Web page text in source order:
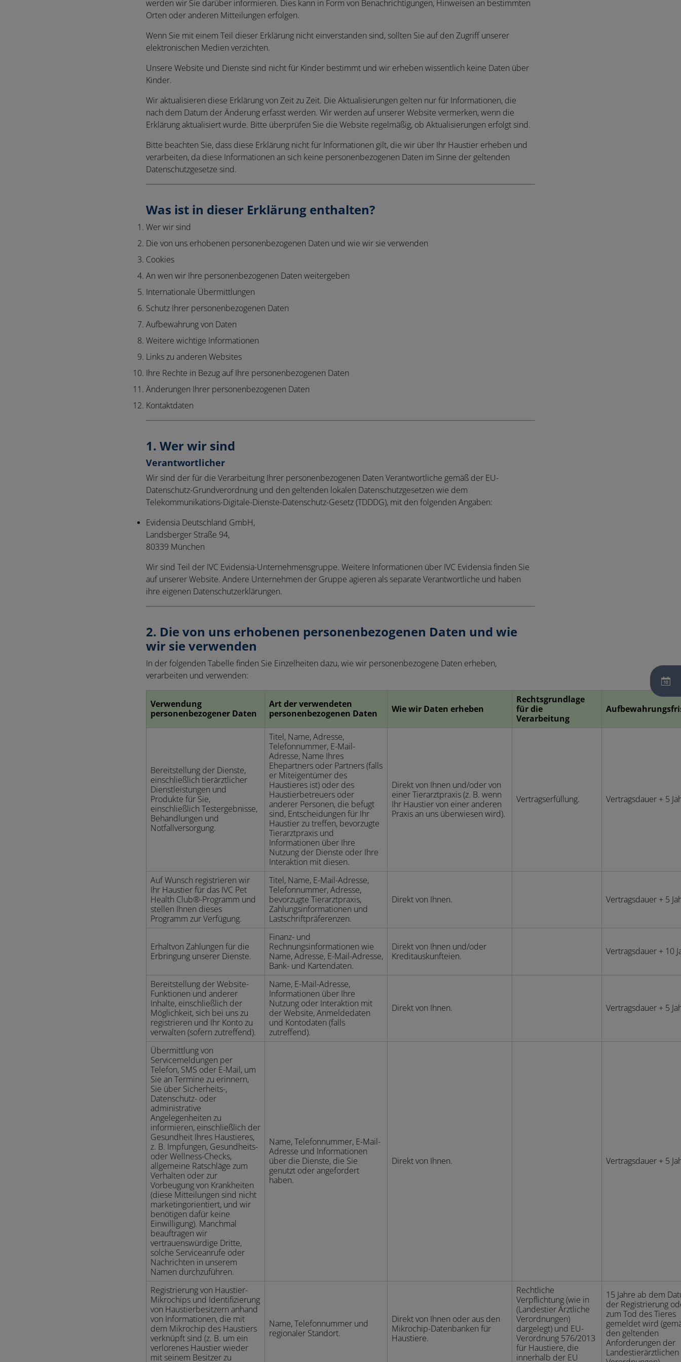
werden wir Sie darüber informieren. Dies kann in Form von Benachrichtigungen, Hinweisen an bestimmten
Orten oder anderen Mitteilungen erfolgen.
Wenn Sie mit einem Teil dieser Erklärung nicht einverstanden sind, sollten Sie auf den Zugriff unserer
elektronischen Medien verzichten.
Unsere Website und Dienste sind nicht für Kinder bestimmt und wir erheben wissentlich keine Daten über
Kinder.
Wir aktualisieren diese Erklärung von Zeit zu Zeit. Die Aktualisierungen gelten nur für Informationen, die
nach dem Datum der Änderung erfasst werden. Wir werden auf unserer Website vermerken, wenn die
Erklärung aktualisiert wurde. Bitte überprüfen Sie die Website regelmäßig, ob Aktualisierungen erfolgt sind.
Bitte beachten Sie, dass diese Erklärung nicht für Informationen gilt, die wir über Ihr Haustier erheben und
verarbeiten, da diese Informationen an sich keine personenbezogenen Daten im Sinne der geltenden
Datenschutzgesetze sind.
Was ist in dieser Erklärung enthalten?
Wer wir sind
Die von uns erhobenen personenbezogenen Daten und wie wir sie verwenden
Cookies
An wen wir Ihre personenbezogenen Daten weitergeben
Internationale Übermittlungen
Schutz Ihrer personenbezogenen Daten
Aufbewahrung von Daten
Weitere wichtige Informationen
Links zu anderen Websites
Ihre Rechte in Bezug auf Ihre personenbezogenen Daten
Änderungen Ihrer personenbezogenen Daten
Kontaktdaten
1. Wer wir sind
Verantwortlicher
Wir sind der für die Verarbeitung Ihrer personenbezogenen Daten Verantwortliche gemäß der EU-
Datenschutz-Grundverordnung und den geltenden lokalen Datenschutzgesetzen wie dem
Telekommunikations-Digitale-Dienste-Datenschutz-Gesetz (TDDDG), mit den folgenden Angaben:
Evidensia Deutschland GmbH,
Landsberger Straße 94,
80339 München
Wir sind Teil der IVC Evidensia-Unternehmensgruppe. Weitere Informationen über IVC Evidensia finden Sie
auf unserer Website. Andere Unternehmen der Gruppe agieren als separate Verantwortliche und haben
ihre eigenen Datenschutzerklärungen.
2. Die von uns erhobenen personenbezogenen Daten und wie
wir sie verwenden
In der folgenden Tabelle finden Sie Einzelheiten dazu, wie wir personenbezogene Daten erheben,
verarbeiten und verwenden:
Verwendung
personenbezogener Daten
Art der verwendeten
personenbezogenen Daten
Wie wir Daten erheben
Rechtsgrundlage
für die
Verarbeitung
Bereitstellung der Dienste,
einschließlich tierärztlicher
Dienstleistungen und
Produkte für Sie,
einschließlich Testergebnisse,
Behandlungen und
Notfallversorgung.
Titel, Name, Adresse,
Telefonnummer, E-Mail-
Adresse, Name Ihres
Ehepartners oder Partners (falls
er Miteigentümer des
Haustieres ist) oder des
Haustierbetreuers oder
anderer Personen, die befugt
sind, Entscheidungen für Ihr
Haustier zu treffen, bevorzugte
Tierarztpraxis und
Informationen über Ihre
Nutzung der Dienste oder Ihre
Interaktion mit diesen.
Direkt von Ihnen und/oder von
einer Tierarztpraxis (z. B. wenn
Ihr Haustier von einer anderen
Praxis an uns überwiesen wird).
Vertragserfüllung. Vertragsdauer + 5
Auf Wunsch registrieren wir
Ihr Haustier für das IVC Pet
Health Club®-Programm und
stellen Ihnen dieses
Programm zur Verfügung.
Titel, Name, E-Mail-Adresse,
Telefonnummer, Adresse,
bevorzugte Tierarztpraxis,
Zahlungsinformationen und
Lastschriftpräferenzen.
Direkt von Ihnen. Vertragsdauer + 5
Erhaltvon Zahlungen für die
Erbringung unserer Dienste.
Finanz- und
Rechnungsinformationen wie
Name, Adresse, E-Mail-Adresse,
Bank- und Kartendaten.
Direkt von Ihnen und/oder
Kreditauskunfteien.
Vertragsdauer + 10
Bereitstellung der Website-
Funktionen und anderer
Inhalte, einschließlich der
Möglichkeit, sich bei uns zu
registrieren und Ihr Konto zu
verwalten (sofern zutreffend).
Name, E-Mail-Adresse,
Informationen über Ihre
Nutzung oder Interaktion mit
der Website, Anmeldedaten
und Kontodaten (falls
zutreffend).
Direkt von Ihnen. Vertragsdauer + 5
Übermittlung von
Servicemeldungen per
Telefon, SMS oder E-Mail, um
Sie an Termine zu erinnern,
Sie über Sicherheits-,
Datenschutz- oder
administrative
Angelegenheiten zu
informieren, einschließlich der
Gesundheit Ihres Haustieres,
z. B. Impfungen, Gesundheits-
oder Wellness-Checks,
allgemeine Ratschläge zum
Verhalten oder zur
Vorbeugung von Krankheiten
(diese Mitteilungen sind nicht
marketingorientiert, und wir
benötigen dafür keine
Einwilligung). Manchmal
beauftragen wir
vertrauenswürdige Dritte,
solche Serviceanrufe oder
Nachrichten in unserem
Namen durchzuführen.
Name, Telefonnummer, E-Mail-
Adresse und Informationen
über die Dienste, die Sie
genutzt oder angefordert
haben.
Direkt von Ihnen. Vertragsdauer + 5
Registrierung von Haustier-
Mikrochips und Identifizierung
von Haustierbesitzern anhand
von Informationen, die mit
dem Mikrochip des Haustiers
verknüpft sind (z. B. um ein
verlorenes Haustier wieder
mit seinem Besitzer zu
Name, Telefonnummer und
regionaler Standort.
Direkt von Ihnen oder aus den
Mikrochip-Datenbanken für
Haustiere.
Rechtliche
Verpflichtung (wie in
(Landestier Ärztliche
Verordnungen)
dargelegt) und EU-
Verordnung 576/2013
für Haustiere, die
innerhalb der EU
15 Jahre ab dem
der Registrierung
zum Tod des Tieres
gemeldet wird
den geltenden
Anforderungen der
Landestierärztlichen